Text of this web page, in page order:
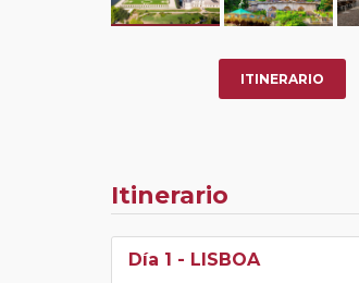
ITINERARIO
Itinerario
Día 1 - LISBOA